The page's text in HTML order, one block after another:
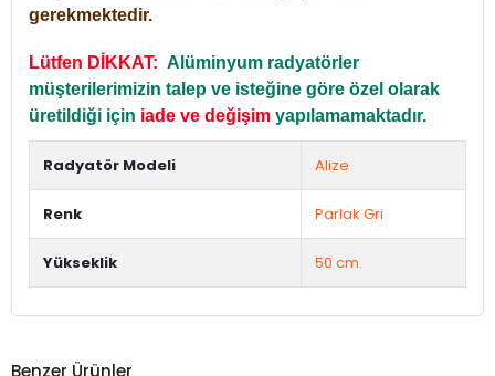
gerekmektedir.
Lütfen DİKKAT: Alüminyum radyatörler
müşterilerimizin talep ve isteğine göre özel olarak
üretildiği için iade ve değişim yapılamamaktadır.
Radyatör Modeli Alize
Renk Parlak Gri
Yükseklik 50 cm.